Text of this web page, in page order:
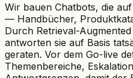
Wir bauen Chatbots, die
— Handbücher,
Durch Retrieval-
antworten sie auf Basis
geraten. Vor dem Go-live
Themenbereiche,